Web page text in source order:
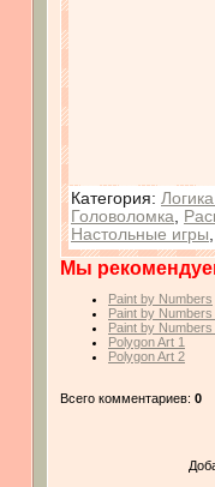
Категория:
Головоломка
Настольные игры
Мы
Paint by Numbers
Paint by Numbers
Paint by Numbers
Polygon Art 1
Polygon Art 2
Всего комментариев: 0